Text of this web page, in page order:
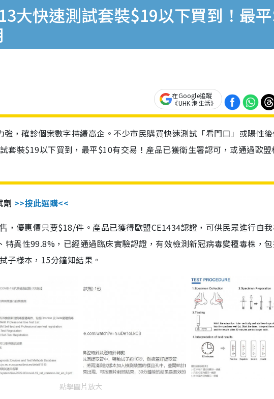
大快速測試套裝$19以下買到！最
在Google追蹤
《UHK 港生活》
，確診個案數字持續高企。不少市民購買快速測試「看門口」或陽性
套裝$19以下買到，最平$10有交易！產品已獲衛生署認可，或通過歐盟
劑 >>按此選購<<
，優惠價只要$18/件。產品已獲得歐盟CE1434認證，可供民眾進行自
異性99.8%，已經通過臨床實驗認證，有效檢測新冠病毒變種毒株，
樣本，15分鐘知結果。
點擊圖片放大